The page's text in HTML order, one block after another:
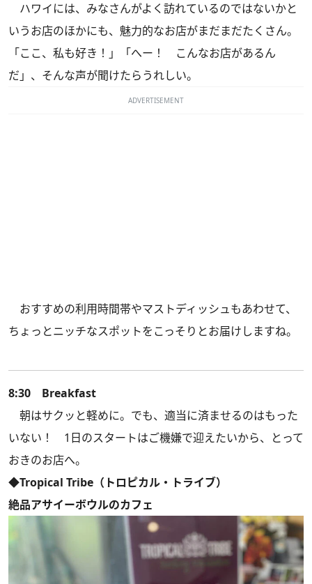
ハワイには、みなさんがよく訪れているのではないかと
いうお店のほかにも、魅力的なお店がまだまだたくさん。
「ここ、私も好き！」「へー！ こんなお店があるん
だ」、そんな声が聞けたらうれしい。
ADVERTISEMENT
おすすめの利用時間帯やマストディッシュもあわせて、
ちょっとニッチなスポットをこっそりとお届けしますね。
8:30 Breakfast
朝はサクッと軽めに。でも、適当に済ませるのはもった
いない！ 1日のスタートはご機嫌で迎えたいから、とって
おきのお店へ。
◆Tropical Tribe（トロピカル・トライブ）
絶品アサイーボウルのカフェ